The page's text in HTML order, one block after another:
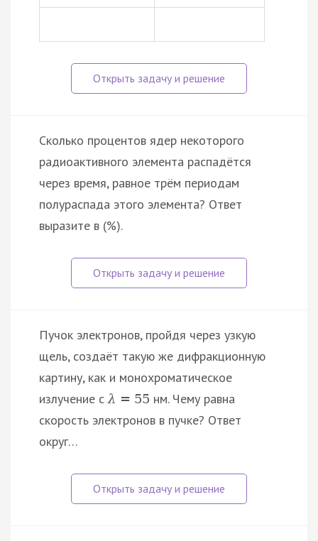
Сколько процентов ядер некоторого
радиоактивного элемента распадётся
через время, равное трём периодам
полураспада этого элемента? Ответ
выразите в (%).
Пучок электронов, пройдя через узкую
щель, создаёт такую же дифракционную
картину, как и монохроматическое
излучение сλ = 55 нм. Чему равна
скорость электронов в пучке? Ответ
округ…